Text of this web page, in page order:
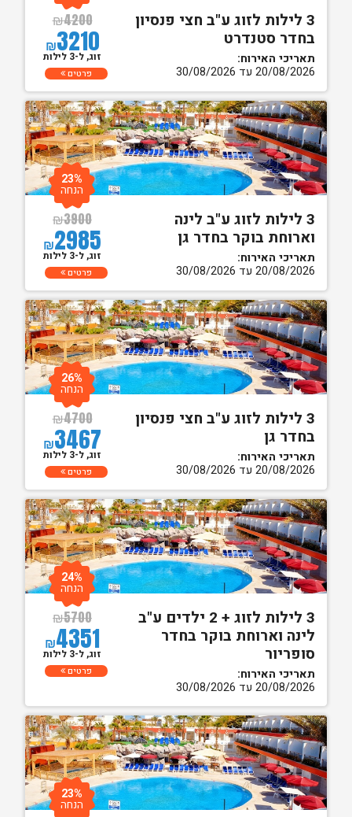
3 לילות לזוג ע"ב חצי פנסיון
בחדר סטנדרט
תאריכי האירוח:
20/08/2026 עד 30/08/2026
₪4200
₪3210
זוג, ל-3 לילות
פרטים
3 לילות לזוג ע"ב לינה
וארוחת בוקר בחדר גן
תאריכי האירוח:
20/08/2026 עד 30/08/2026
₪3900
₪2985
23%
הנחה
זוג, ל-3 לילות
פרטים
3 לילות לזוג ע"ב חצי פנסיון
בחדר גן
תאריכי האירוח:
20/08/2026 עד 30/08/2026
₪4700
₪3467
26%
הנחה
זוג, ל-3 לילות
פרטים
3 לילות לזוג + 2 ילדים ע"ב
לינה וארוחת בוקר בחדר
סופריור
תאריכי האירוח:
20/08/2026 עד 30/08/2026
₪5700
₪4351
24%
הנחה
זוג, ל-3 לילות
פרטים
23%
הנחה